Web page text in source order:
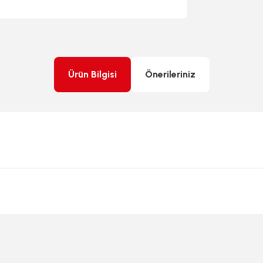
Ürün Bilgisi Önerileriniz